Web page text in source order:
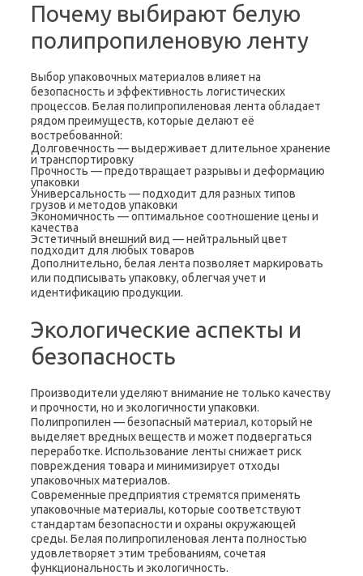
Почему выбирают белую
полипропиленовую ленту
Выбор упаковочных материалов влияет на
безопасность и эффективность логистических
процессов. Белая полипропиленовая лента обладает
рядом преимуществ, которые делают её
востребованной:
Долговечность — выдерживает длительное хранение
и транспортировку
Прочность — предотвращает разрывы и деформацию
упаковки
Универсальность — подходит для разных типов
грузов и методов упаковки
Экономичность — оптимальное соотношение цены и
качества
Эстетичный внешний вид — нейтральный цвет
подходит для любых товаров
Дополнительно, белая лента позволяет маркировать
или подписывать упаковку, облегчая учет и
идентификацию продукции.
Экологические аспекты и
безопасность
Производители уделяют внимание не только качеству
и прочности, но и экологичности упаковки.
Полипропилен — безопасный материал, который не
выделяет вредных веществ и может подвергаться
переработке. Использование ленты снижает риск
повреждения товара и минимизирует отходы
упаковочных материалов.
Современные предприятия стремятся применять
упаковочные материалы, которые соответствуют
стандартам безопасности и охраны окружающей
среды. Белая полипропиленовая лента полностью
удовлетворяет этим требованиям, сочетая
функциональность и экологичность.